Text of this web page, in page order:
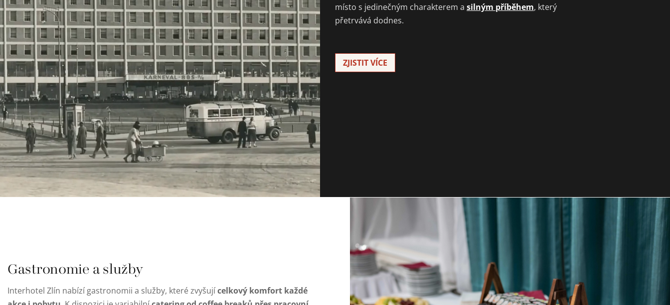
místo s jedinečným charakterem a silným příběhem, který
přetrvává dodnes.
ZJISTIT VÍCE
Gastronomie a služby
Interhotel Zlín nabízí gastronomii a služby, které zvyšujícelkový komfort každé